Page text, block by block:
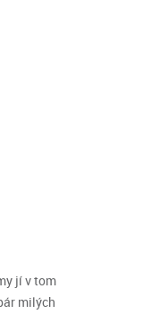
jí v tom
milých